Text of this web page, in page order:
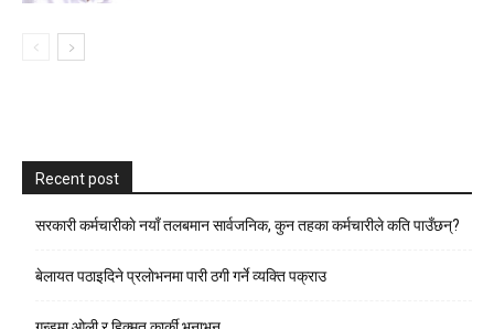
Recent post
सरकारी कर्मचारीकाे नयाँ तलबमान सार्वजनिक, कुन तहका कर्मचारीले कति पाउँछन्?
बेलायत पठाइदिने प्रलाेभनमा पारी ठगी गर्ने व्यक्ति पक्राउ